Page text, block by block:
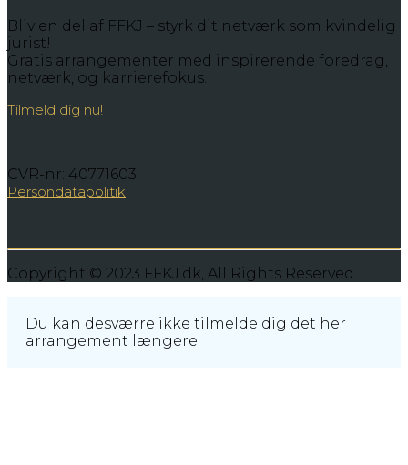
Bliv en del af FFKJ – styrk dit netværk som kvindelig
jurist!
Gratis arrangementer med inspirerende foredrag,
netværk, og karrierefokus.
Tilmeld dig nu!
CVR-nr: 40771603
Persondatapolitik
Copyright © 2023 FFKJ.dk, All Rights Reserved.
Du kan desværre ikke tilmelde dig det her
arrangement længere.